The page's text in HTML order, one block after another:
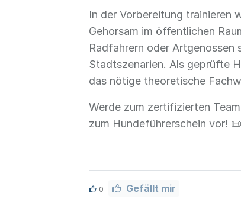
In der Vorbereitung trainieren
Gehorsam im öffentlichen
Radfahrern oder
Stadtszenarien. Als geprüfte
das nötige theoretische
Werde zum zertifizierten
zum Hundeführerschein vor!
0 Gefällt mir